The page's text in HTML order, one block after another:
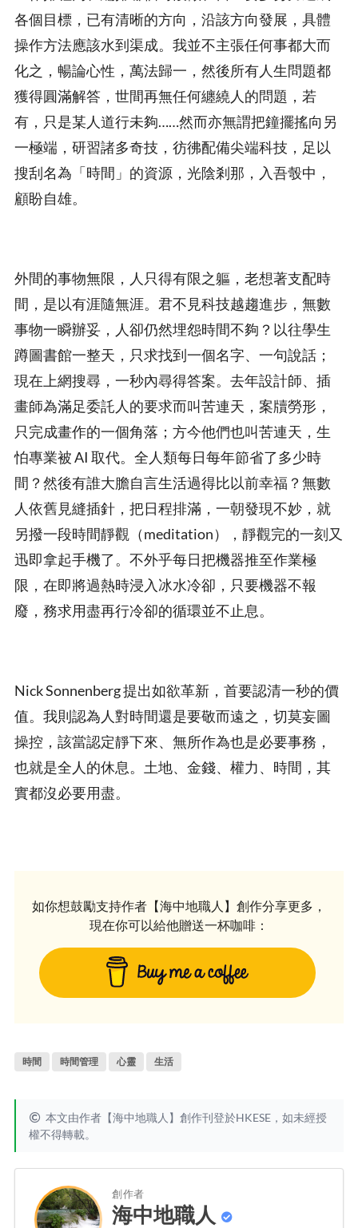
各個目標，已有清晰的方向，沿該方向發展，具體
操作方法應該水到渠成。我並不主張任何事都大而
化之，暢論心性，萬法歸一，然後所有人生問題都
獲得圓滿解答，世間再無任何纏繞人的問題，若
有，只是某人道行未夠……然而亦無謂把鐘擺搖向另
一極端，研習諸多奇技，彷彿配備尖端科技，足以
搜刮名為「時間」的資源，光陰剎那，入吾彀中，
顧盼自雄。
外間的事物無限，人只得有限之軀，老想著支配時
間，是以有涯隨無涯。君不見科技越趨進步，無數
事物一瞬辦妥，人卻仍然埋怨時間不夠？以往學生
蹲圖書館一整天，只求找到一個名字、一句說話；
現在上網搜尋，一秒內尋得答案。去年設計師、插
畫師為滿足委託人的要求而叫苦連天，案牘勞形，
只完成畫作的一個角落；方今他們也叫苦連天，生
怕專業被 AI 取代。全人類每日每年節省了多少時
間？然後有誰大膽自言生活過得比以前幸福？無數
人依舊見縫插針，把日程排滿，一朝發現不妙，就
另撥一段時間靜觀（meditation），靜觀完的一刻又
迅即拿起手機了。不外乎每日把機器推至作業極
限，在即將過熱時浸入冰水冷卻，只要機器不報
廢，務求用盡再行冷卻的循環並不止息。
Nick Sonnenberg 提出如欲革新，首要認清一秒的價
值。我則認為人對時間還是要敬而遠之，切莫妄圖
操控，該當認定靜下來、無所作為也是必要事務，
也就是全人的休息。土地、金錢、權力、時間，其
實都沒必要用盡。
如你想鼓勵支持作者【海中地職人】創作分享更多，
現在你可以給他贈送一杯咖啡：
時間 時間管理 心靈 生活
本文由作者【海中地職人】創作刊登於HKESE，如未經授
權不得轉載。
創作者
海中地職人